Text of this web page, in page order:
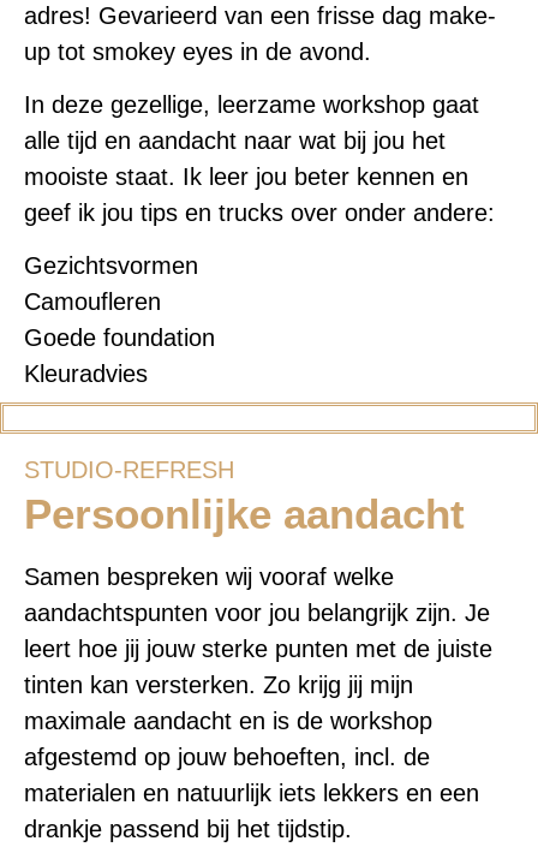
adres! Gevarieerd van een frisse dag make-
up tot smokey eyes in de avond.
In deze gezellige, leerzame workshop gaat
alle tijd en aandacht naar wat bij jou het
mooiste staat. Ik leer jou beter kennen en
geef ik jou tips en trucks over onder andere:
Gezichtsvormen
Camoufleren
Goede foundation
Kleuradvies
STUDIO-REFRESH
Persoonlijke aandacht
Samen bespreken wij vooraf welke
aandachtspunten voor jou belangrijk zijn. Je
leert hoe jij jouw sterke punten met de juiste
tinten kan versterken. Zo krijg jij mijn
maximale aandacht en is de workshop
afgestemd op jouw behoeften, incl. de
materialen en natuurlijk iets lekkers en een
drankje passend bij het tijdstip.